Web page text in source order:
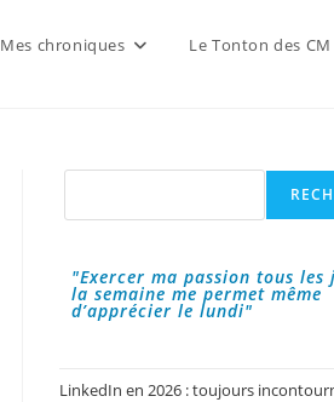
Mes chroniques Le Tonton des CM
"Exercer ma passion tous les
la semaine me permet même
d’apprécier le lundi"
LinkedIn en 2026 : toujours